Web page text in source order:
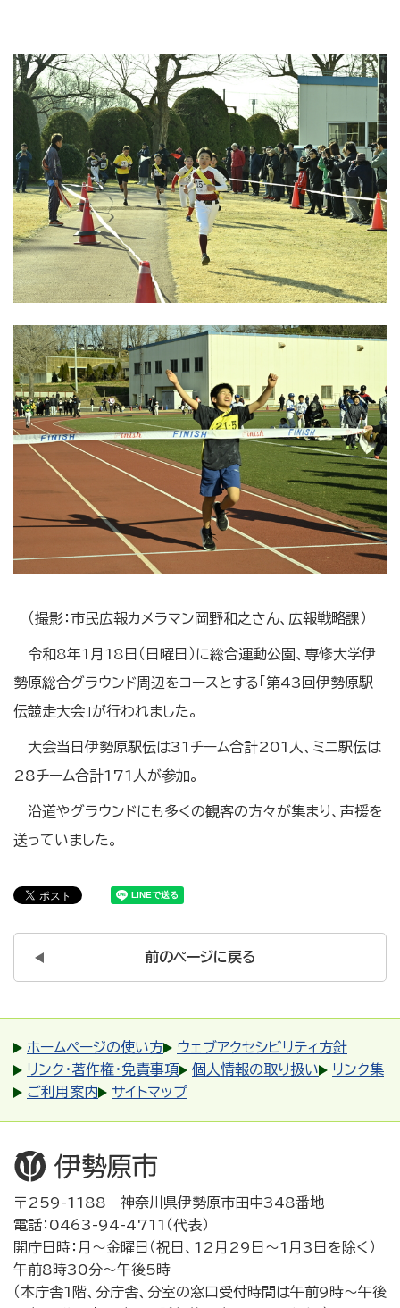
（撮影：市民広報カメラマン岡野和之さん、広報戦略課）
令和8年1月18日（日曜日）に総合運動公園、専修大学伊
勢原総合グラウンド周辺をコースとする「第43回伊勢原駅
伝競走大会」が行われました。
大会当日伊勢原駅伝は31チーム合計201人、ミニ駅伝は
28チーム合計171人が参加。
沿道やグラウンドにも多くの観客の方々が集まり、声援を
送っていました。
前のページに戻る
ホームページの使い方
ウェブアクセシビリティ方針
リンク・著作権・免責事項
個人情報の取り扱い
リンク集
ご利用案内
サイトマップ
〒259-1188 神奈川県伊勢原市田中348番地
電話：0463-94-4711（代表）
開庁日時：月～金曜日（祝日、12月29日～1月3日を除く）
午前8時30分～午後5時
（本庁舎1階、分庁舎、分室の窓口受付時間は午前9時～午後